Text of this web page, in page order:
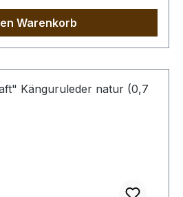
Bestellung von diesem Stück
m² großes Leder. Das
Warenkorb